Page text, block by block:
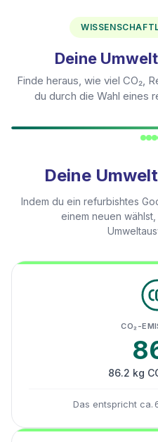
Deine
Finde heraus, wie viel CO₂,
du durch die Wahl eines
Deine
Indem du ein refurbishtes
einem neuen
CO₂-
86.2 kg
Das entspricht ca.